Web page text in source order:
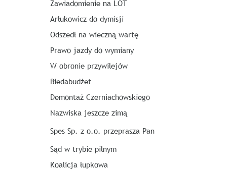
Zawiadomienie na LOT
Arłukowicz do dymisji
Odszedł na wieczną wartę
Prawo jazdy do wymiany
W obronie przywilejów
Biedabudżet
Demontaż Czerniachowskiego
Nazwiska jeszcze zimą
Spes Sp. z o.o. przeprasza Pan
Sąd w trybie pilnym
Koalicja łupkowa